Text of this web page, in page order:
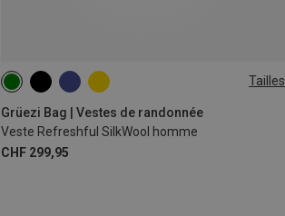
Tailles
Grüezi Bag | Vestes de randonnée
Veste Refreshful SilkWool homme
CHF 299,95
S M L XL